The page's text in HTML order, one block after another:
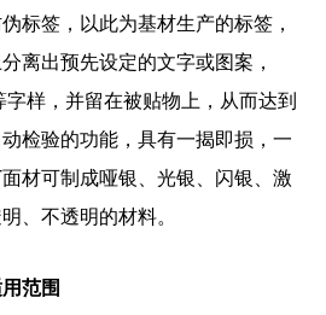
标签，以此为基材生产的标签，
离出预先设定的文字或图案，
字样，并留在被贴物上，从而达到
检验的功能，具有一揭即损，一
材可制成哑银、光银、闪银、激
、不透明的材料。
范围